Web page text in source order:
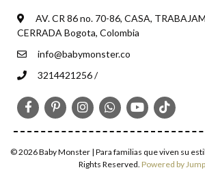
AV. CR 86 no. 70-86, CASA,
CERRADA Bogota, Colombia
info@babymonster.co
3214421256 /
© 2026 Baby Monster | Para familias que viven su
Rights Reserved. Powered by